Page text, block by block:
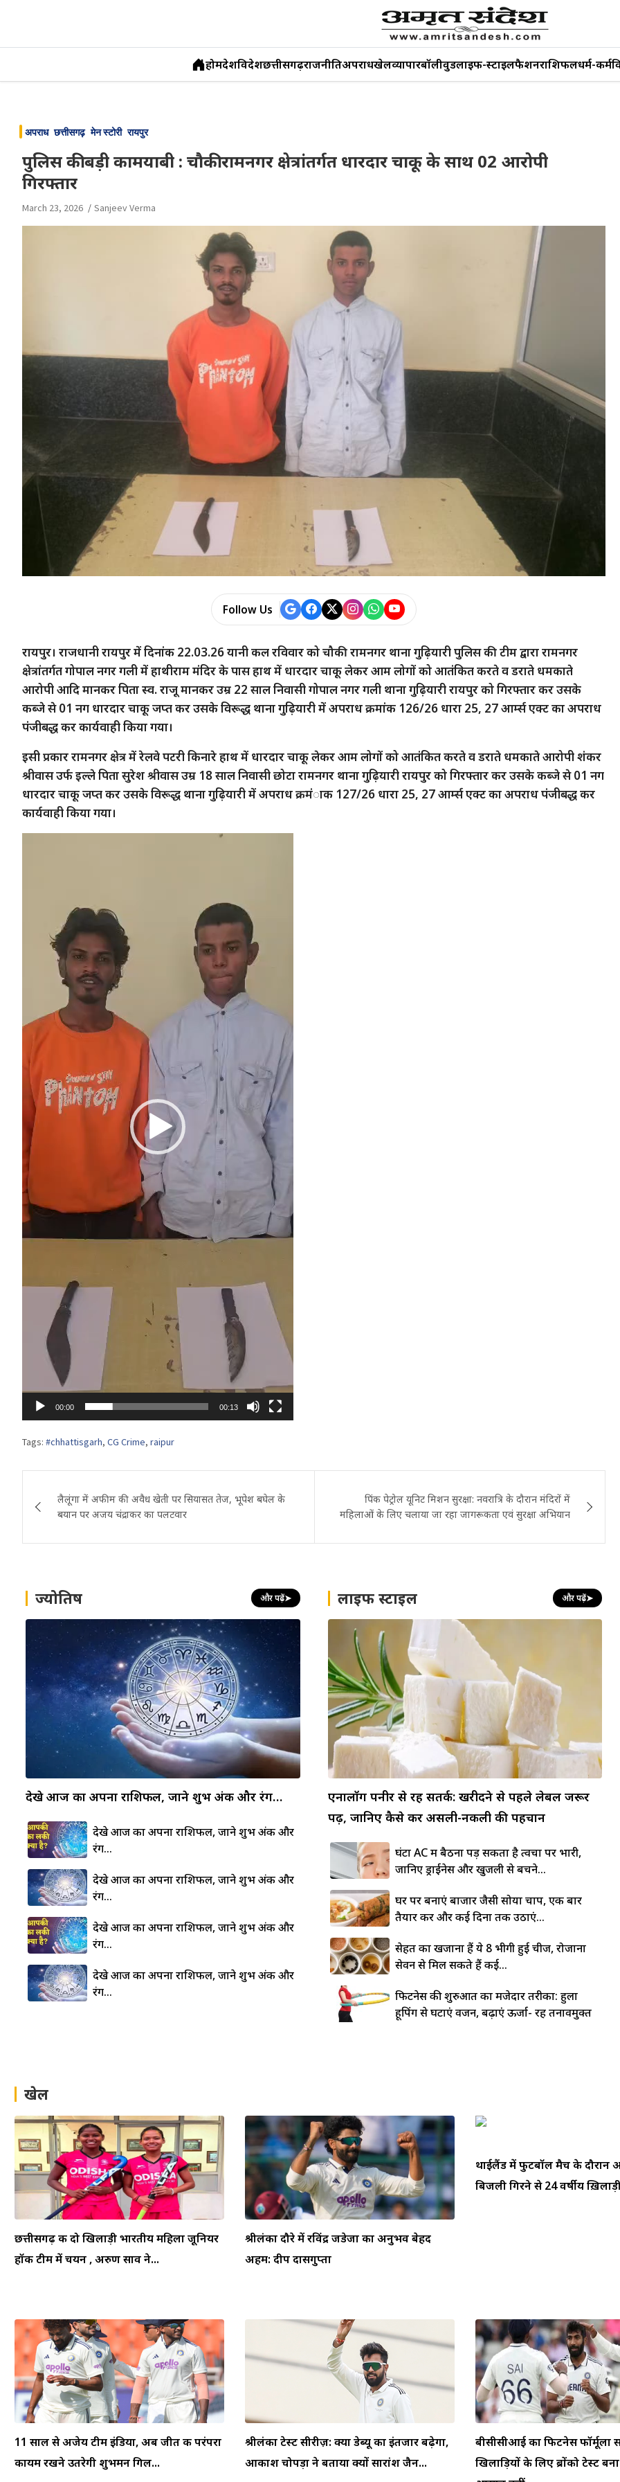
content
होमदेशविदेशछत्तीसगढ़राजनीतिअपराधखेलव्यापारबॉलीवुडलाइफ-स्टाइलफैशनराशिफलधर्म-कर्म
अपराध छत्तीसगढ़ मेन स्टोरी रायपुर
पुलिस की बड़ी कामयाबी : चौकी रामनगर क्षेत्रांतर्गत धारदार चाकू के साथ 02 आरोपी
गिरफ्तार
March 23, 2026 Sanjeev Verma
Follow Us
रायपुर। राजधानी रायपुर में दिनांक 22.03.26 यानी कल रविवार को चौकी रामनगर थाना गुढ़ियारी पुलिस की टीम द्वारा रामनगर
क्षेत्रांतर्गत गोपाल नगर गली में हाथीराम मंदिर के पास हाथ में धारदार चाकू लेकर आम लोगों को आतंकित करते व डराते धमकाते
आरोपी आदि मानकर पिता स्व. राजू मानकर उम्र 22 साल निवासी गोपाल नगर गली थाना गुढ़ियारी रायपुर को गिरफ्तार कर उसके
कब्जे से 01 नग धारदार चाकू जप्त कर उसके विरूद्ध थाना गुढ़ियारी में अपराध क्रमांक 126/26 धारा 25, 27 आर्म्स एक्ट का अपराध
पंजीबद्ध कर कार्यवाही किया गया।
इसी प्रकार रामनगर क्षेत्र में रेलवे पटरी किनारे हाथ में धारदार चाकू लेकर आम लोगों को आतंकित करते व डराते धमकाते आरोपी शंकर
श्रीवास उर्फ इल्ले पिता सुरेश श्रीवास उम्र 18 साल निवासी छोटा रामनगर थाना गुढ़ियारी रायपुर को गिरफ्तार कर उसके कब्जे से 01 नग
धारदार चाकू जप्त कर उसके विरूद्ध थाना गुढ़ियारी में अपराध क्रमंाक 127/26 धारा 25, 27 आर्म्स एक्ट का अपराध पंजीबद्ध कर
कार्यवाही किया गया।
00:00 00:13
Tags: #chhattisgarh, CG Crime, raipur
navigation
लैलूंगा में अफीम की अवैध खेती पर सियासत तेज, भूपेश बघेल के
बयान पर अजय चंद्राकर का पलटवार
पिंक पेट्रोल यूनिट मिशन सुरक्षा: नवरात्रि के दौरान मंदिरों में
महिलाओं के लिए चलाया जा रहा जागरूकता एवं सुरक्षा अभियान
ज्योतिष और पढ़ें➤
देखे आज का अपना राशिफल, जाने शुभ अंक और रंग…
देखे आज का अपना राशिफल, जाने शुभ अंक और
रंग…
देखे आज का अपना राशिफल, जाने शुभ अंक और
रंग…
देखे आज का अपना राशिफल, जाने शुभ अंक और
रंग…
देखे आज का अपना राशिफल, जाने शुभ अंक और
रंग…
लाइफ स्टाइल और पढ़ें➤
एनालॉग पनीर से रहें सतर्क: खरीदने से पहले लेबल जरूर
पढ़ें, जानिए कैसे करें असली-नकली की पहचान
घंटों AC में बैठना पड़ सकता है त्वचा पर भारी,
जानिए ड्राईनेस और खुजली से बचने...
घर पर बनाएं बाजार जैसी सोया चाप, एक बार
तैयार करें और कई दिनों तक उठाएं...
सेहत का खजाना हैं ये 8 भीगी हुई चीजें, रोजाना
सेवन से मिल सकते हैं कई...
फिटनेस की शुरुआत का मजेदार तरीका: हुला
हूपिंग से घटाएं वजन, बढ़ाएं ऊर्जा- रहें तनावमुक्त
खेल
छत्तीसगढ़ की दो खिलाड़ी भारतीय महिला जूनियर
हॉकी टीम में चयन , अरुण साव ने...
श्रीलंका दौरे में रविंद्र जडेजा का अनुभव बेहद
अहम: दीप दासगुप्ता
थाईलैंड में फुटबॉल मैच के दौरान
बिजली गिरने से 24 वर्षीय
11 साल से अजेय टीम इंडिया, अब जीत की परंपरा
कायम रखने उतरेगी शुभमन गिल...
श्रीलंका टेस्ट सीरीज़: क्या डेब्यू का इंतजार बढ़ेगा,
आकाश चोपड़ा ने बताया क्यों सारांश जैन...
बीसीसीआई का फिटनेस फॉर्मूला
खिलाड़ियों के लिए ब्रोंको टेस्ट